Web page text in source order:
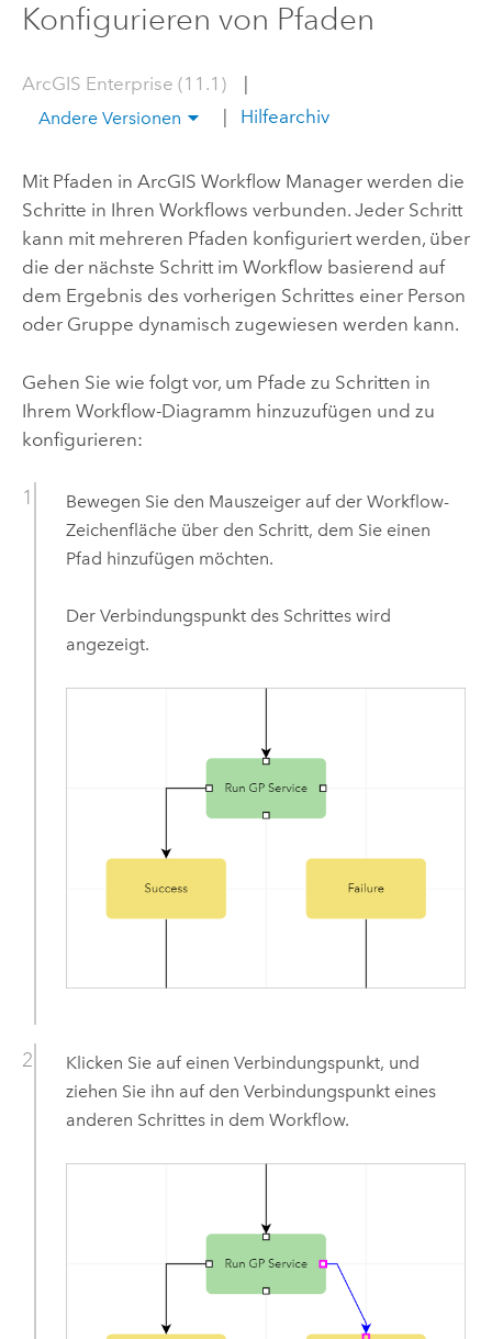
Konfigurieren von Pfaden
ArcGIS Enterprise (11.1)
Andere Versionen Hilfearchiv
Mit Pfaden in ArcGIS Workflow Managerwerden die
Schritte in Ihren Workflows verbunden. Jeder Schritt
kann mit mehreren Pfaden konfiguriert werden, über
die der nächste Schritt im Workflow basierend auf
dem Ergebnis des vorherigen Schrittes einer Person
oder Gruppe dynamisch zugewiesen werden kann.
Gehen Sie wie folgt vor, um Pfade zu Schritten in
Ihrem Workflow-Diagramm hinzuzufügen und zu
konfigurieren:
Bewegen Sie den Mauszeiger auf der Workflow-
Zeichenfläche über den Schritt, dem Sie einen
Pfad hinzufügen möchten.
Der Verbindungspunkt des Schrittes wird
angezeigt.
Klicken Sie auf einen Verbindungspunkt, und
ziehen Sie ihn auf den Verbindungspunkt eines
anderen Schrittes in dem Workflow.